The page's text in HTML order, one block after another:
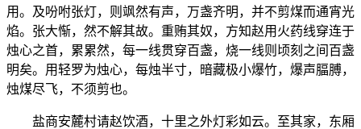
用。及吩咐张灯，则飒然有声，万盏齐明，并不剪煤而通宵光
焰。张大惭，然不解其故。重贿其奴，方知赵用火药线穿连于
烛心之首，累累然，每一线贯穿百盏，烧一线则顷刻之间百盏
明矣。用轻罗为烛心，每烛半寸，暗藏极小爆竹，爆声腷膊，
烛煤尽飞，不须剪也。
盐商安麓村请赵饮酒，十里之外灯彩如云。至其家，东厢